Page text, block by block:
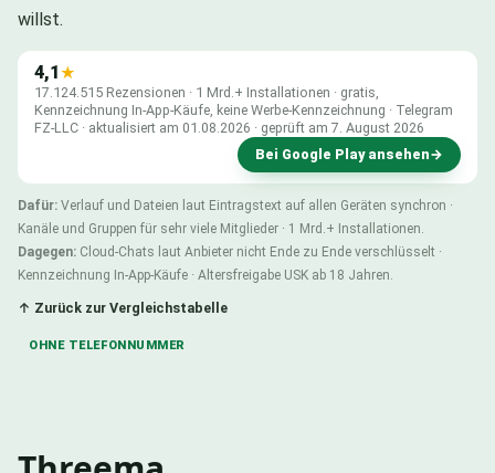
willst.
4,1★
17.124.515 Rezensionen · 1 Mrd.+ Installationen · gratis,
Kennzeichnung In-App-Käufe, keine Werbe-Kennzeichnung · Telegram
FZ-LLC · aktualisiert am 01.08.2026 · geprüft am 7. August 2026
Bei Google Play ansehen→
Dafür: Verlauf und Dateien laut Eintragstext auf allen Geräten synchron ·
Kanäle und Gruppen für sehr viele Mitglieder · 1 Mrd.+ Installationen.
Dagegen: Cloud-Chats laut Anbieter nicht Ende zu Ende verschlüsselt ·
Kennzeichnung In-App-Käufe · Altersfreigabe USK ab 18 Jahren.
↑ Zurück zur Vergleichstabelle
OHNE TELEFONNUMMER